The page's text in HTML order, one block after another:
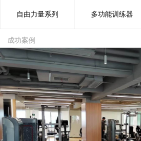
自由力量系列 多功能训练器
成功案例